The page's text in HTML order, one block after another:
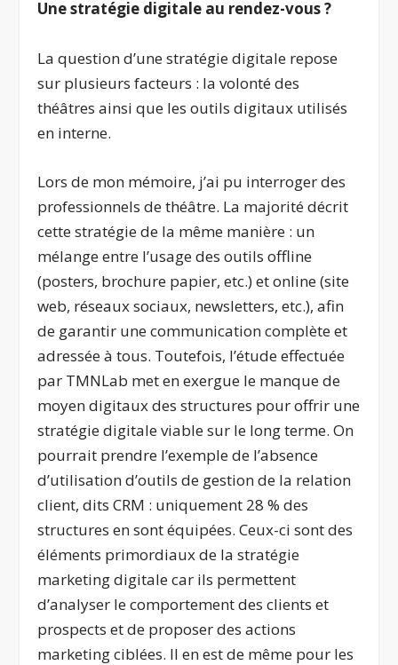
Une stratégie digitale au rendez-vous ?
La question d’une stratégie digitale repose
sur plusieurs facteurs : la volonté des
théâtres ainsi que les outils digitaux utilisés
en interne.
Lors de mon mémoire, j’ai pu interroger des
professionnels de théâtre. La majorité décrit
cette stratégie de la même manière : un
mélange entre l’usage des outils offline
(posters, brochure papier, etc.) et online (site
web, réseaux sociaux, newsletters, etc.), afin
de garantir une communication complète et
adressée à tous. Toutefois, l’étude effectuée
par TMNLab met en exergue le manque de
moyen digitaux des structures pour offrir une
stratégie digitale viable sur le long terme. On
pourrait prendre l’exemple de l’absence
d’utilisation d’outils de gestion de la relation
client, dits CRM : uniquement 28 % des
structures en sont équipées. Ceux-ci sont des
éléments primordiaux de la stratégie
marketing digitale car ils permettent
d’analyser le comportement des clients et
prospects et de proposer des actions
marketing ciblées. Il en est de même pour les